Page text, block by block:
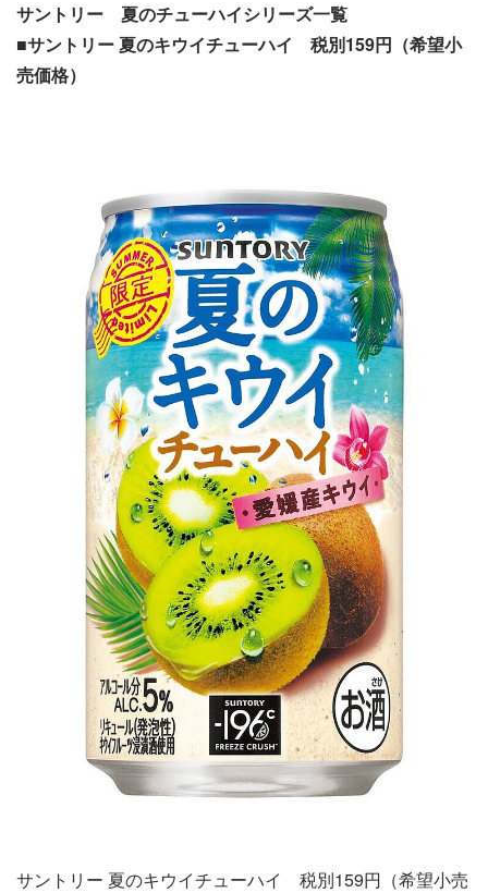
サントリー 夏のチューハイシリーズ一覧
■サントリー 夏のキウイチューハイ 税別159円（希望小
売価格）
サントリー 夏のキウイチューハイ 税別159円（希望小売